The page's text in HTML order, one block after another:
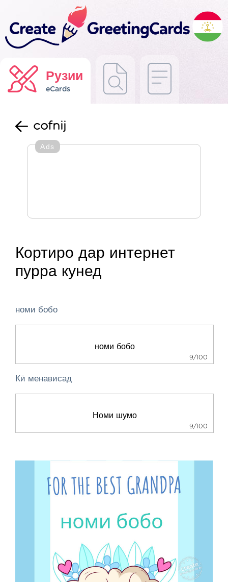
Рузии
eCards
cofnij
Ads
Кортиро дар интернет
пурра кунед
номи бобо
9/100
Кӣ менависад
9/100